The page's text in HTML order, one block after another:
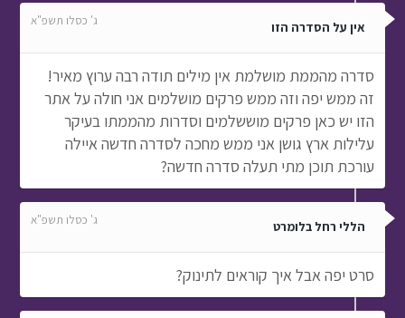
אין על הסדרה הזו ג' כסלו תשפ"א
סדרה מהממת מושלמת אין מילים תודה רבה ערוץ מאיר!
זה ממש יפה וזה ממש פרקים מושלמים אני חולה על אתר
הזו יש כאן פרקים מוששלמים וסדרות מהממתו בעיקר
עלילות ארץ גושן אני ממש מחכה לסדרה חדשה איילה
עורכת תוכן מתי תעלה סדרה חדשה?
הללי רחל בלומרט ג' כסלו תשפ"א
סרט יפה אבל איך קוראים לתינוק?